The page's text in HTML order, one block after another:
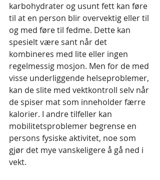
karbohydrater og usunt fett kan føre
til at en person blir overvektig eller til
og med føre til fedme. Dette kan
spesielt være sant når det
kombineres med lite eller ingen
regelmessig mosjon. Men for de med
visse underliggende helseproblemer,
kan de slite med vektkontroll selv når
de spiser mat som inneholder færre
kalorier. I andre tilfeller kan
mobilitetsproblemer begrense en
persons fysiske aktivitet, noe som
gjør det mye vanskeligere å gå ned i
vekt.